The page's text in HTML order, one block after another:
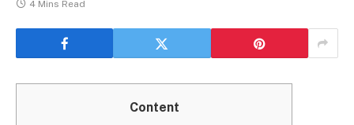
4 Mins Read
Content